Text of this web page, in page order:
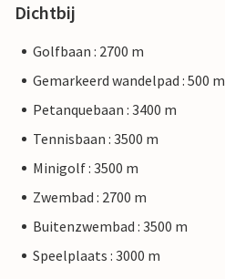
Dichtbij
Golfbaan : 2700 m
Gemarkeerd wandelpad : 500 m
Petanquebaan : 3400 m
Tennisbaan : 3500 m
Minigolf : 3500 m
Zwembad : 2700 m
Buitenzwembad : 3500 m
Speelplaats : 3000 m